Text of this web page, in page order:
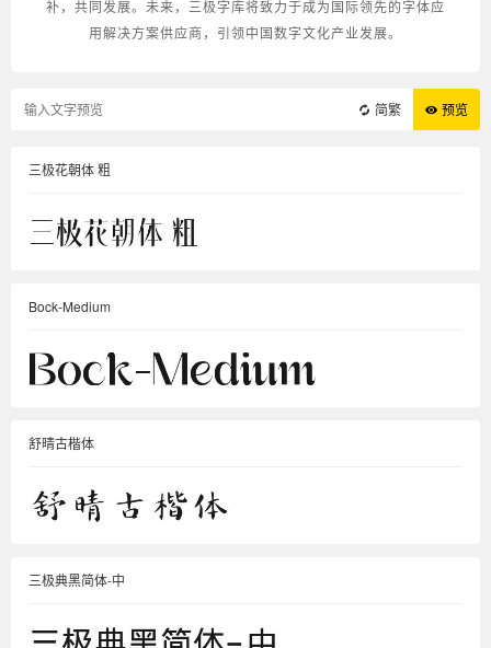
补，共同发展。未来，三极字库将致力于成为国际领先的字体应
用解决方案供应商，引领中国数字文化产业发展。
简繁 预览
三极花朝体 粗
Bock-Medium
舒晴古楷体
三极典黑简体-中